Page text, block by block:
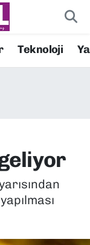
Teknoloji